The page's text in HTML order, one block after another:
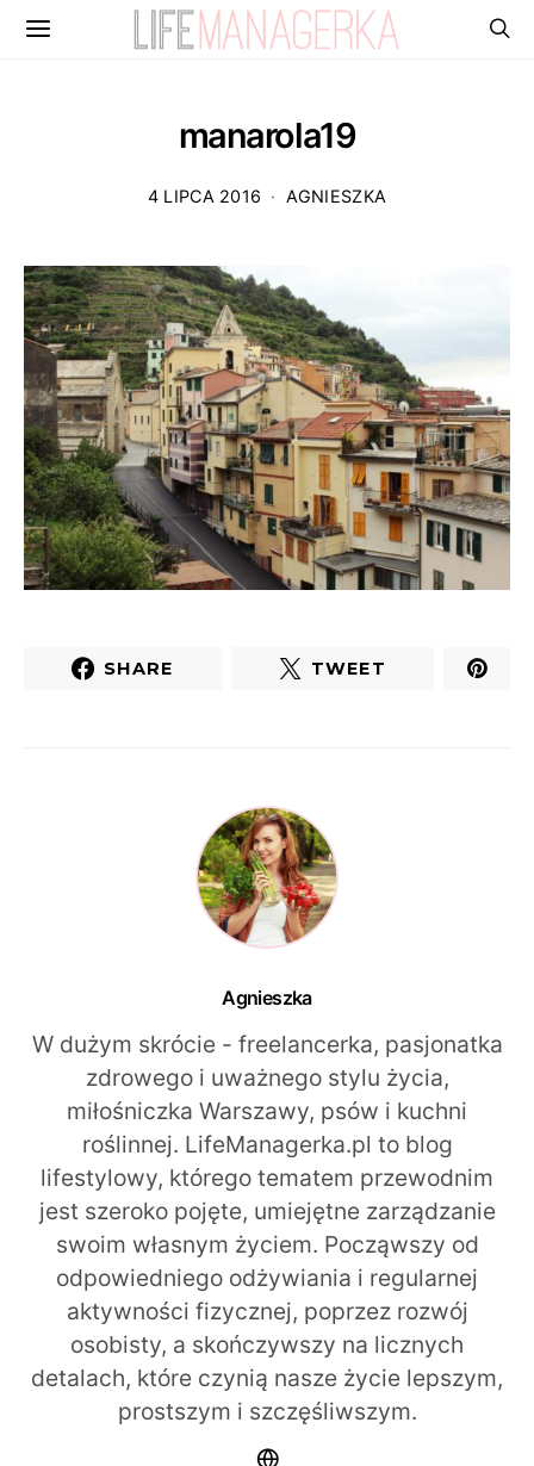
manarola19
4 LIPCA 2016 AGNIESZKA
SHARE TWEET
Agnieszka
W dużym skrócie - freelancerka, pasjonatka
zdrowego i uważnego stylu życia,
miłośniczka Warszawy, psów i kuchni
roślinnej. LifeManagerka.pl to blog
lifestylowy, którego tematem przewodnim
jest szeroko pojęte, umiejętne zarządzanie
swoim własnym życiem. Począwszy od
odpowiedniego odżywiania i regularnej
aktywności fizycznej, poprzez rozwój
osobisty, a skończywszy na licznych
detalach, które czynią nasze życie lepszym,
prostszym i szczęśliwszym.